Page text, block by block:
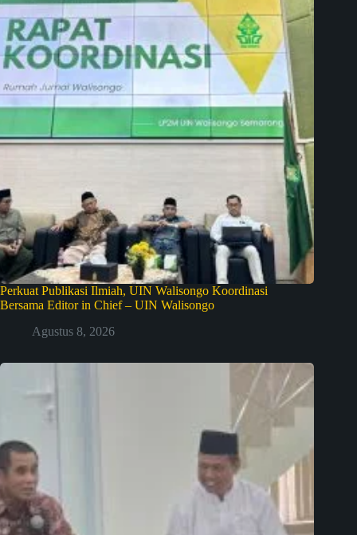
Perkuat Publikasi Ilmiah, UIN Walisongo Koordinasi
Bersama Editor in Chief – UIN Walisongo
Agustus 8, 2026